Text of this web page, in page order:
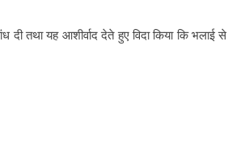
तथा यह आशीर्वाद देते हुए विदा किया कि भलाई से